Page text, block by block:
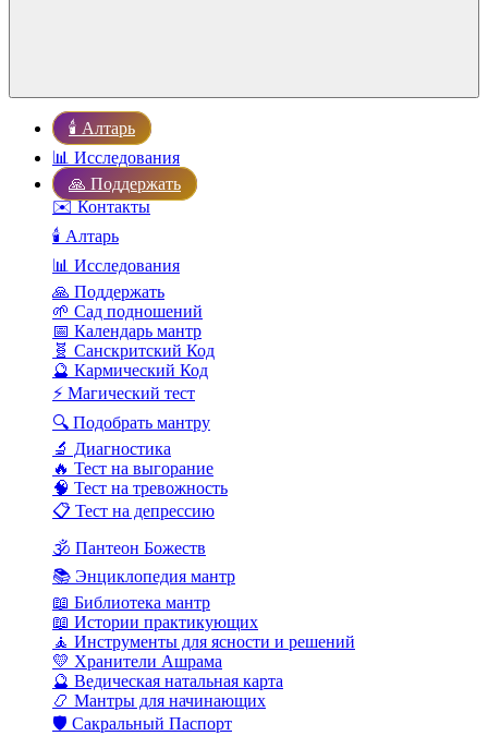
🕯️ Алтарь
📊 Исследования
🙏 Поддержать
✉️ Контакты
🕯️ Алтарь
📊 Исследования
🙏 Поддержать
🌱 Сад подношений
📅 Календарь мантр
🧬 Санскритский Код
🔮 Кармический Код
⚡ Магический тест
🔍 Подобрать мантру
🔬 Диагностика
🔥 Тест на выгорание
🧠 Тест на тревожность
📋 Тест на депрессию
🕉️ Пантеон Божеств
📚 Энциклопедия мантр
📖 Библиотека мантр
📖 Истории практикующих
🧘 Инструменты для ясности и решений
💛 Хранители Ашрама
🔮 Ведическая натальная карта
📿 Мантры для начинающих
🛡️ Сакральный Паспорт